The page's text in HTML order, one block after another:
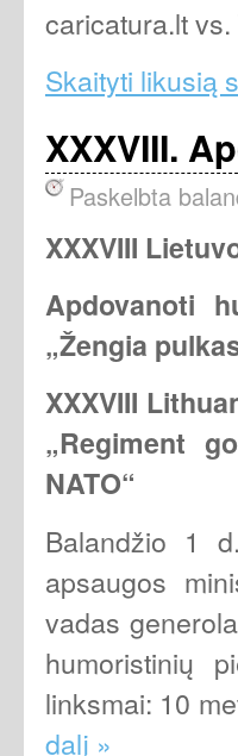
caricatura.lt
Skaityti likusią
XXXVIII.
Paskelbta
XXXVIII
Apdovanoti
„Žengia
XXXVIII
„Regiment
NATO“
Balandžio 1
apsaugos
vadas
humoristinių
linksmai: 10
dalį »